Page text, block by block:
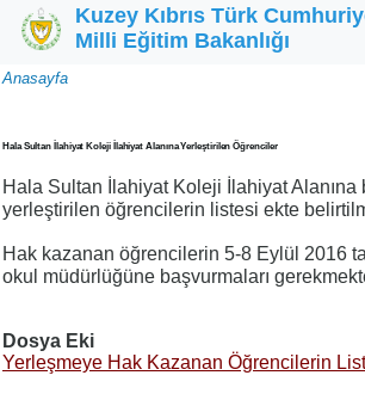
Ana içeriğe atla
Kuzey Kıbrıs Türk
Milli Eğitim Bakanlığı
Sayfa
Anasayfa
Hala Sultan İlahiyat Koleji İlahiyat Alanına Yerleştirilen Öğrenciler
Hala Sultan İlahiyat Koleji İlahiyat Alanına
yerleştirilen öğrencilerin listesi ekte
Hak kazanan öğrencilerin 5-8 Eylül 2016
okul müdürlüğüne başvurmaları
Dosya Eki
Yerleşmeye Hak Kazanan Öğrencilerin